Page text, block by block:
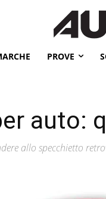
PROVE
auto:
allo specchietto